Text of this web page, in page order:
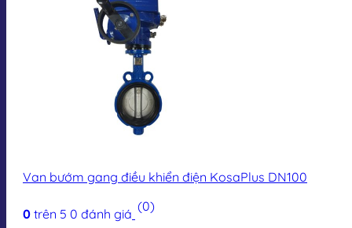
Van bướm gang điều khiển điện KosaPlus DN100
0 trên 5 0 đánh giá (0)